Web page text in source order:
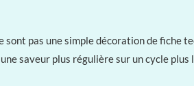
sont pas une simple décoration de fiche
saveur plus régulière sur un cycle plus